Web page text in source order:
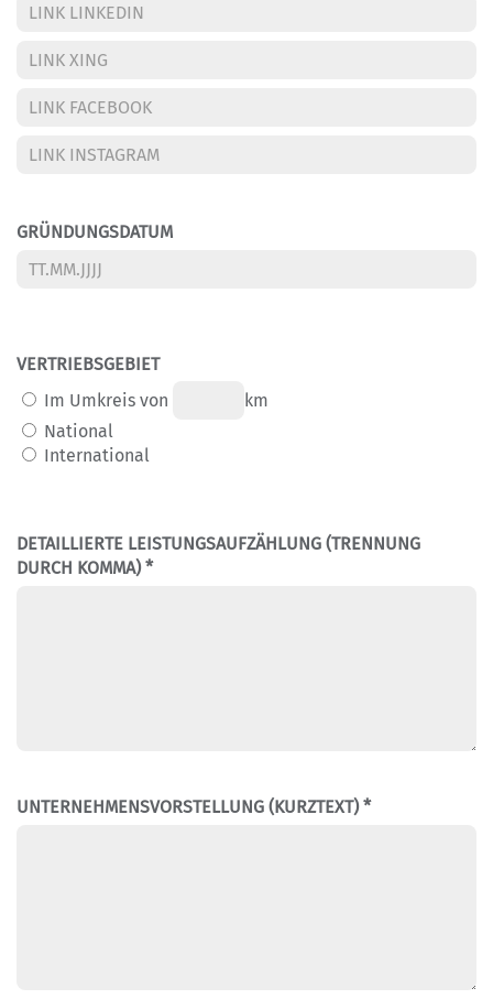
GRÜNDUNGSDATUM
VERTRIEBSGEBIET
Im Umkreis von
km
National
International
DETAILLIERTE LEISTUNGSAUFZÄHLUNG (TRENNUNG
DURCH KOMMA) *
UNTERNEHMENSVORSTELLUNG (KURZTEXT) *